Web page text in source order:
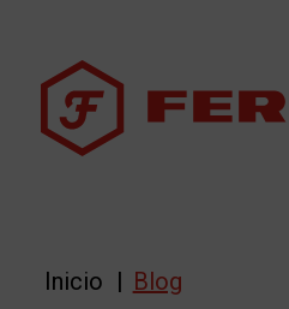
Inicio Blog